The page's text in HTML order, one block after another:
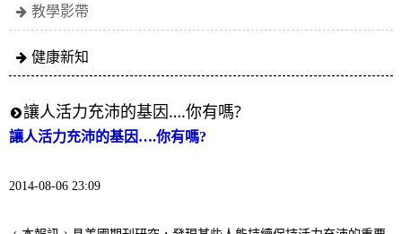
教學影帶
健康新知
讓人活力充沛的基因….你有嗎?
讓人活力充沛的基因….你有嗎?
2014-08-06 23:09